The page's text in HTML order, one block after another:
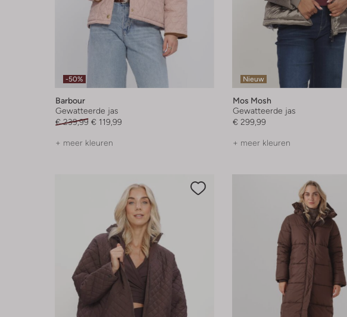
-50%
Barbour
Gewatteerde jas
€ 239,99 € 119,99
+ meer kleuren
Nieuw
Mos Mosh
Gewatteerde jas
€ 299,99
+ meer kleuren